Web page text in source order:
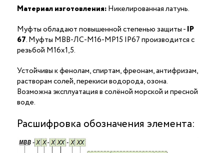
Материал изготовления:Никелированная латунь.
Муфты обладают повышенной степенью защиты -IP
67. Муфты МВВ-ЛС-М16-МР15 IP67 производится с
резьбой М16х1,5.
Устойчивы к фенолам, спиртам, фреонам, антифризам,
растворам солей, перекиси водорода, озона.
Возможна эксплуатация в солёной морской и пресной
воде.
Расшифровка обозначения элемента: